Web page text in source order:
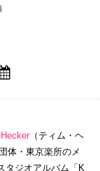
（ティム・ヘ
体・東京楽所のメ
タジオアルバム「K